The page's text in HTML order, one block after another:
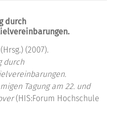
durch
(2007).
durch
Tagung am 22. und
(HIS:Forum Hochschule